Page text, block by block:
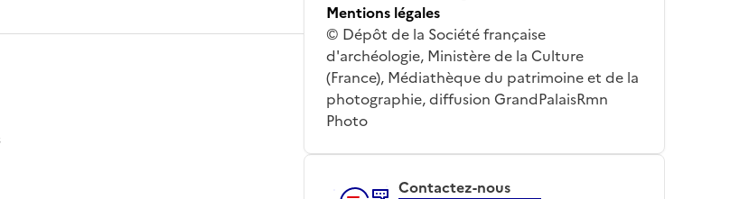
Mentions légales
© Dépôt de la Société française
d'archéologie, Ministère de la Culture
(France), Médiathèque du patrimoine et de la
photographie, diffusion GrandPalaisRmn
Photo
Contactez-nous